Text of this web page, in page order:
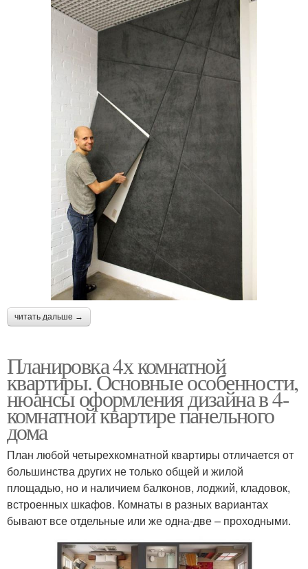
читать дальше →
Планировка 4х комнатной
квартиры. Основные особенности,
нюансы оформления дизайна в 4-
комнатной квартире панельного
дома
План любой четырехкомнатной квартиры отличается от
большинства других не только общей и жилой
площадью, но и наличием балконов, лоджий, кладовок,
встроенных шкафов. Комнаты в разных вариантах
бывают все отдельные или же одна-две – проходными.